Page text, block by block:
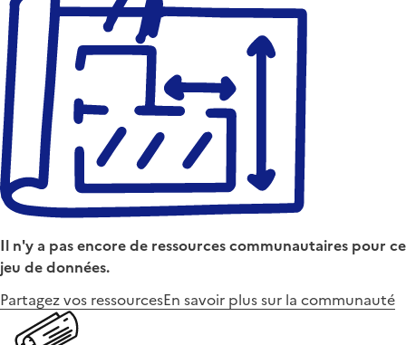
Il n'y a pas encore de ressources communautaires pour ce
jeu de données.
Partagez vos ressourcesEn savoir plus sur la communauté